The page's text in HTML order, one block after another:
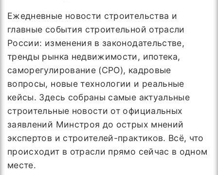
Ежедневные новости строительства и
главные события строительной отрасли
России: изменения в законодательстве,
тренды рынка недвижимости, ипотека,
саморегулирование (СРО), кадровые
вопросы, новые технологии и реальные
кейсы. Здесь собраны самые актуальные
строительные новости от официальных
заявлений Минстроя до острых мнений
экспертов и строителей-практиков. Всё, что
происходит в отрасли прямо сейчас в одном
месте.